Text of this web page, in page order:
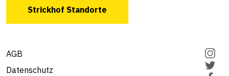
Strickhof Standorte
AGB
Datenschutz